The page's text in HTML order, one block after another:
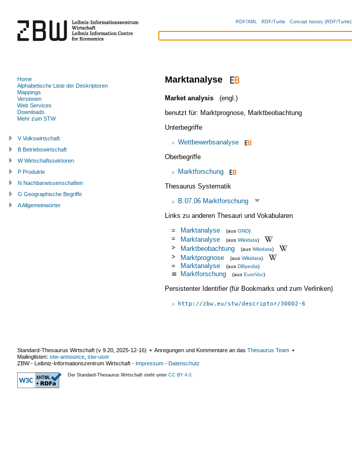
RDF/XML RDF/Turtle Concept history (RDF/Turtle)
Marktanalyse
Market analysis
(engl.)
benutzt für: Marktprognose, Marktbeobachtung
Unterbegriffe
Wettbewerbsanalyse
Oberbegriffe
Marktforschung
Thesaurus Systematik
B.07.06 Marktforschung
Links zu anderen Thesauri und Vokabularen
=
Marktanalyse (aus GND)
= Marktanalyse (aus Wikidata)
> Marktbeobachtung (aus Wikidata)
> Marktprognose (aus Wikidata)
= Marktanalyse (aus DBpedia)
≅ Marktforschung (aus EuroVoc)
Persistenter Identifier (für Bookmarks und zum Verlinken)
http://zbw.eu/stw/descriptor/30002-6
Home
Alphabetische Liste der Deskriptoren
Mappings
Versionen
Web Services
Downloads
Mehr zum STW
V Volkswirtschaft
B Betriebswirtschaft
W Wirtschaftssektoren
P Produkte
N Nachbarwissenschaften
G Geographische Begriffe
A Allgemeinwörter
Standard-Thesaurus Wirtschaft (v 9.20 2025-12-16) ▪ Anregungen und Kommentare an das Thesaurus Team ▪
Mailinglisten: stw-announce stw-user
ZBW - Leibniz-Informationszentrum Wirtschaft - Impressum - Datenschutz
Der Standard-Thesaurus Wirtschaft steht unter CC BY 4.0